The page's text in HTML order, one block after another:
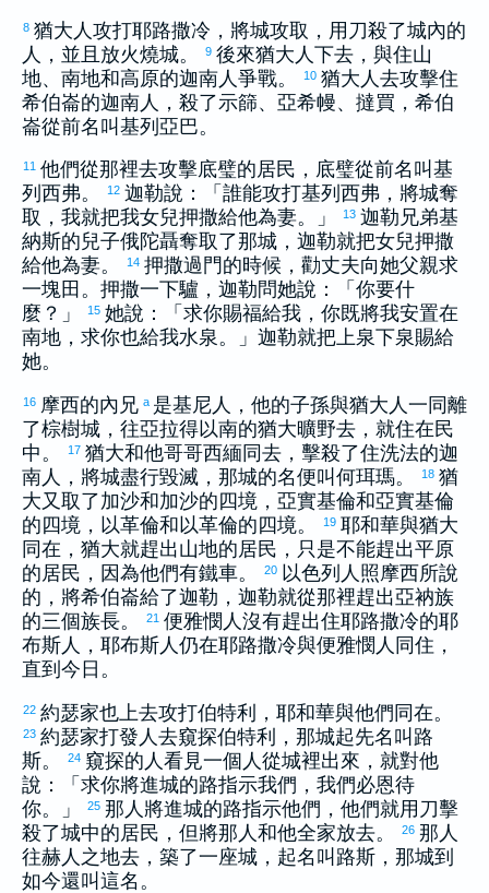
8 猶大 人攻打耶路撒冷 ，將城攻取，用刀殺了城內的
人，並且放火燒城。
9 後來猶大 人下去，與住山
地、南地和高原的迦南 人爭戰。 10 猶大 人去攻擊住
希伯崙的迦南 人，殺了示篩、 亞希幔、 撻買 ， 希伯
崙從前名叫 基列亞巴。
11 他們從那裡去攻擊底璧的居民， 底璧從前名叫 基
列西弗。 12 迦勒說：「誰能攻打基列西弗 ，將城奪
取，我就把我女兒押撒給他為妻。」 13 迦勒 兄弟基
納斯的兒子俄陀聶奪取了那城， 迦勒就把女兒押撒
給他為妻。
14 押撒過門的時候，勸丈夫向她父親求
一塊田。 押撒一下驢， 迦勒問她說：「你要什
麼？」
15 她說：「求你賜福給我，你既將我安置在
南地，求你也給我水泉。」 迦勒就把上泉下泉賜給
她。
16 摩西的內兄 a 是基尼 人，他的子孫與猶大 人一同離
了棕樹城 ，往亞拉得以南的猶大曠野去，就住在民
中。
17 猶大和他哥哥西緬同去，擊殺了住洗法的迦
南 人，將城盡行毀滅，那城的名便叫 何珥瑪。 18 猶
大又取了加沙和加沙的四境， 亞實基倫和亞實基倫
的四境， 以革倫和 以革倫的四境。 19 耶和華與猶大
同在， 猶大就趕出山地的居民，只是不能趕出平原
的居民，因為他們有鐵車。
20 以色列 人照 摩西所說
的，將希伯崙給了迦勒 ， 迦勒就從那裡趕出亞衲族
的三個族長。
21 便雅憫 人沒有趕出住耶路撒冷的耶
布斯 人， 耶布斯 人仍在耶路撒冷與便雅憫 人同住，
直到今日。
22 約瑟家也上去攻打伯特利 ，耶和華與他們同在。
23 約瑟家打發人去窺探伯特利 ，那城起先名叫 路
斯。 24 窺探的人看見一個人從城裡出來，就對他
說：「求你將進城的路指示我們，我們必恩待
你。」
25 那人將進城的路指示他們，他們就用刀擊
殺了城中的居民，但將那人和他全家放去。
26 那人
往赫 人之地去，築了一座城，起名叫 路斯 ，那城到
如今還叫這名。